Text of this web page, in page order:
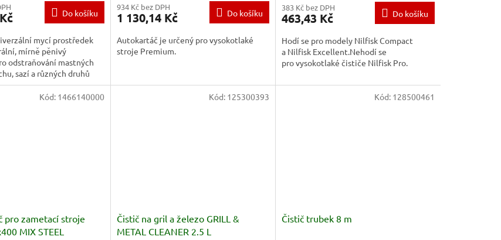
Do košíku
mycí prostředek
mírně pěnivý
odstraňování mastných
sazí a různých druhů
934 Kč bez DPH
1 130,14 Kč Do košíku
Autokartáč je určený pro vysokotlaké
stroje Premium.
383 Kč bez DPH
463,43 Kč Do košíku
Hodí se pro modely Nilfisk Compact
a Nilfisk Excellent.Nehodí se
pro vysokotlaké čističe Nilfisk Pro.
pro zametací stroje
MIX STEEL
Kód: 1466140000
Čistič na gril a železo GRILL &
METAL CLEANER 2.5 L
Kód: 125300393
Čistič trubek 8 m
Kód: 128500461